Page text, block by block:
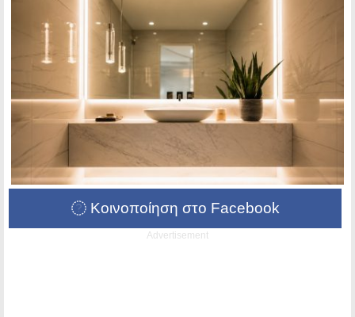
Κοινοποίηση στο Facebook
Advertisement